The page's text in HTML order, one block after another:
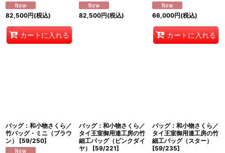
82,500円(税込)
カートに入れる
82,500円(税込) 66,000円(税込)
カートに入れる
バッグ：和小物さくら／
竹バッグ・ミニ（ブラウ
ン）
[59/250]
バッグ：和小物さくら／
タイ王室御用達工房の竹
細工バッグ（ピンクダイ
ヤ）
[59/221]
バッグ：和小物さくら／
タイ王室御用達工房の竹
細工バッグ（スター）
[59/235]